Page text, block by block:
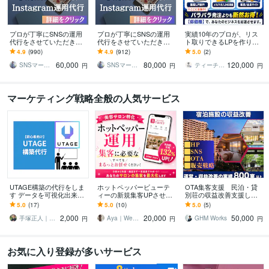
プロが丁寧にSNSの運用
代行をさせていただきま
す Twitter運用代行サービ
ス
4.9 (990)
SNSマーケティング「かりん」AsoBi
60,000 円
プロが丁寧にSNSの運用
代行をさせていただきま
す Instagram運用代行サー
ビス
4.9 (912)
SNSマーケティング「かりん」AsoBi
80,000 円
実績10年のプロが、リス
ト取りできるLPを作りま
す UTAGE/公式ラインに
誘導等、フルカスタマイ
ズ致します。
5.0 (2)
ティーチ＆ファネルデザイン 120,000 円
マーケティング戦略全般の人気サービス
UTAGE構築の代行をしま
す データを可視化出来る
UTAGEファネル構築しま
す
5.0 (17)
手塚正人｜UTAGE✖️データ分析
2,000 円
ホットペッパービューテ
ィーの新規集客UPさせま
す “掲載しているだけ”の
ホットペッパー、卒業し
ませんか？
5.0 (10)
Aya｜Webマーケッター
20,000 円
OTA集客支援 民泊・貸
別荘の収益改善支援しま
す 【800室以上】WEB集
客全般、OTA運用サポー
トします
5.0 (5)
GHM Works 50,000 円
お気に入り登録が多いサービス